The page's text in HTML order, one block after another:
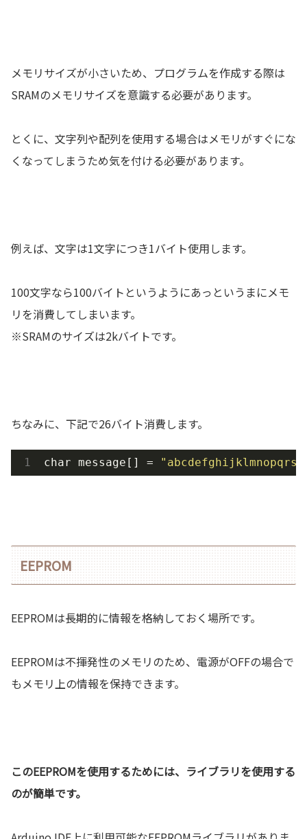
メモリサイズが小さいため、プログラムを作成する際は
SRAMのメモリサイズを意識する必要があります。
とくに、文字列や配列を使用する場合はメモリがすぐにな
くなってしまうため気を付ける必要があります。
例えば、文字は1文字につき1バイト使用します。
100文字なら100バイトというようにあっというまにメモ
リを消費してしまいます。
※SRAMのサイズは2kバイトです。
ちなみに、下記で26バイト消費します。
char message[] =
EEPROM
EEPROMは長期的に情報を格納しておく場所です。
EEPROMは不揮発性のメモリのため、電源がOFFの場合で
もメモリ上の情報を保持できます。
このEEPROMを使用するためには、ライブラリを使用する
のが簡単です。